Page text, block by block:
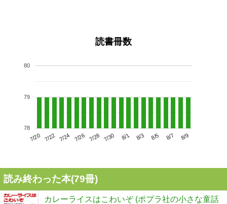
読書冊数
7/20 7/22 7/24 7/26 7/28 7/30 8/1 8/3 8/5 8/7 8/9
78
79
80
読み終わった本(79冊)
カレーライスはこわいぞ (ポプラ社の小さな童話